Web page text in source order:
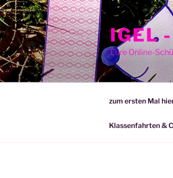
Zum
Inhalt
springen
IGEL
Eure Online-
zum ersten Mal
Klassenfahrten &